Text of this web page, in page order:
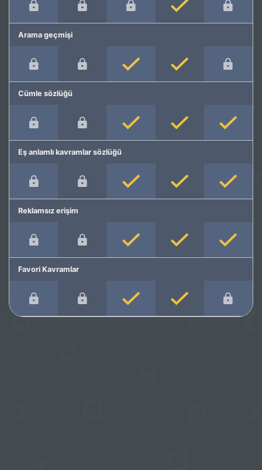
Arama geçmişi
Cümle sözlüğü
Eş anlamlı kavramlar sözlüğü
Reklamsız erişim
Favori Kavramlar